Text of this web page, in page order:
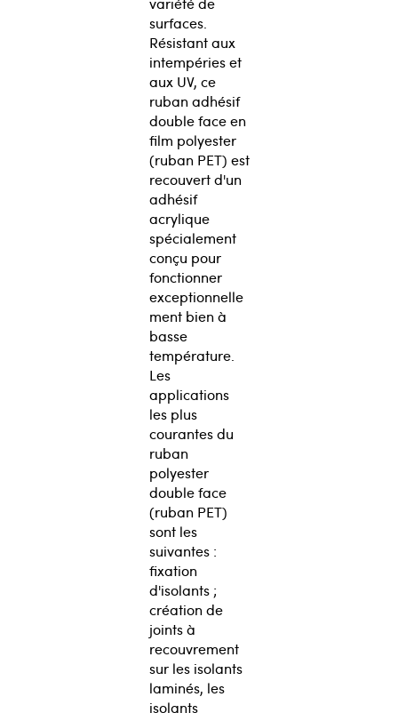
surfaces.
Résistant aux
intempéries et
aux UV, ce
ruban adhésif
double face en
film polyester
(ruban PET) est
recouvert d'un
adhésif
acrylique
spécialement
conçu pour
fonctionner
exceptionnelle
ment bien à
basse
température.
Les
applications
les plus
courantes du
ruban
polyester
double face
(ruban PET)
sont les
suivantes :
fixation
d'isolants ;
création de
joints à
recouvrement
sur les isolants
laminés, les
isolants